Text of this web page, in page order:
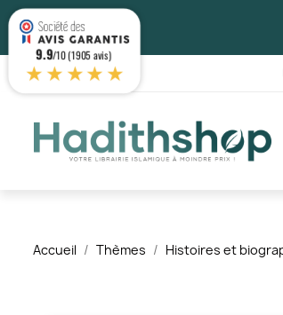
Accueil Thèmes Histoires et
9.9/10 (1905 avis)
★★★★★